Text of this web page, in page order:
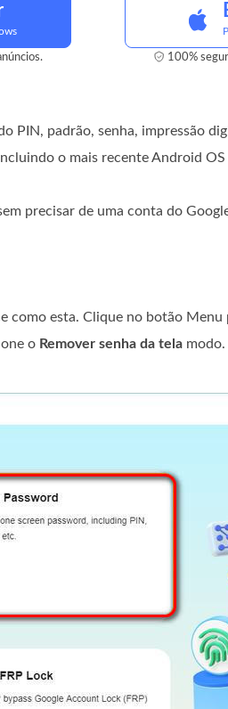
100%
PIN, padrão, senha, impressão
o mais recente Android OS
precisar de uma conta do
como esta. Clique no botão
o Remover senha da tela modo.